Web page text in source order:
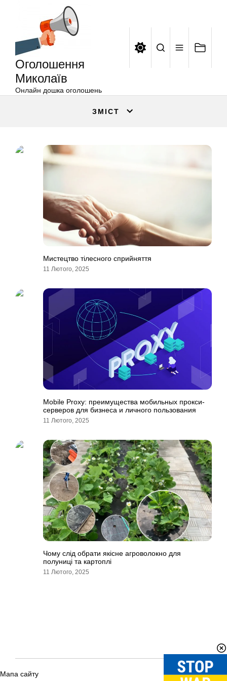
Оголошення
Миколаїв
Онлайн дошка оголошень
ЗМІСТ
Мистецтво тілесного сприйняття
11 Лютого, 2025
Mobile Proxy: преимущества мобильных прокси-
серверов для бизнеса и личного пользования
11 Лютого, 2025
Чому слід обрати якісне агроволокно для
полуниці та картоплі
11 Лютого, 2025
Мапа сайту